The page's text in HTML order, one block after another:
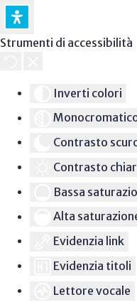
Strumenti di accessibilità
Inverti colori
Contrasto
Contrasto
Bassa
Alta
Evidenzia link
Evidenzia titoli
Lettore vocale